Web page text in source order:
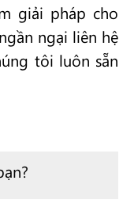
giải pháp cho
ngại liên hệ
tôi luôn sẵn